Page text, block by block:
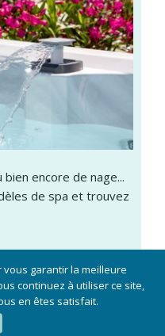
encore de nage...
de spa et trouvez
bien aménager votre
garantir la meilleure
continuez à utiliser ce site,
en êtes satisfait.